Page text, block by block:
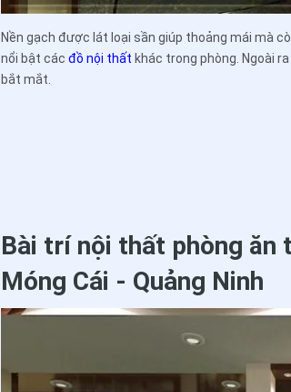
Nền gạch được lát loại sần giúp thoảng mái mà
nổi bật cácđồ nội thất khác trong phòng. Ngoài
bắt mắt.
Bài trí nội thất phòng
Móng Cái - Quảng Ninh